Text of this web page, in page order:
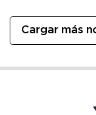
Cargar más